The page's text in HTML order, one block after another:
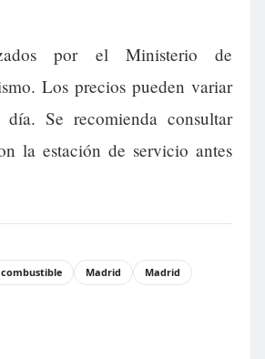
por el Ministerio de
Los precios pueden variar
Se recomienda consultar
la estación de servicio antes
combustible Madrid
Madrid